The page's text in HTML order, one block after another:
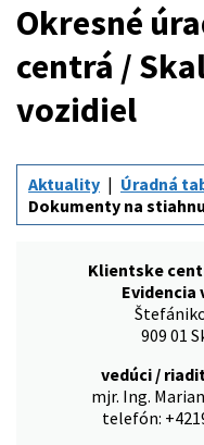
Okresné
centrá /
vozidiel
Aktuality
Úradná
Dokumenty na
Klientske
Evidencia
909 01
vedúci /
mjr. Ing.
telefón: